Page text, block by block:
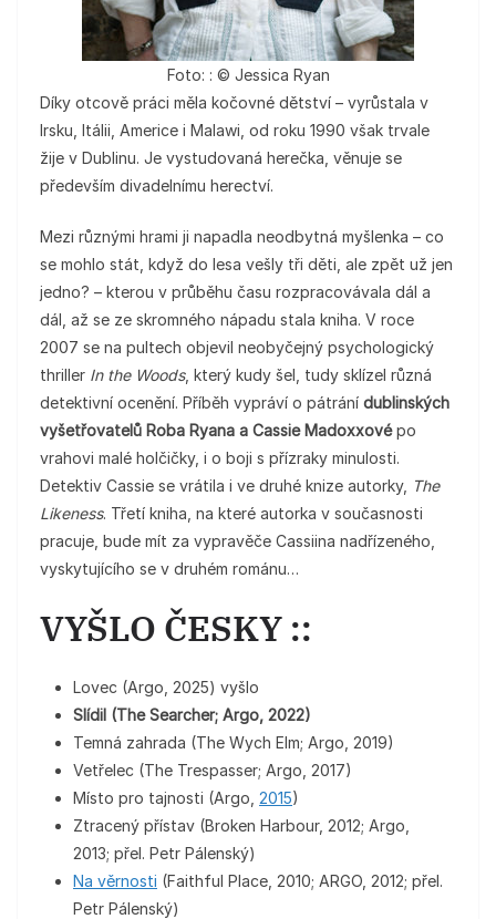
Foto: : © Jessica Ryan
Díky otcově práci měla kočovné dětství – vyrůstala v
Irsku, Itálii, Americe i Malawi, od roku 1990 však trvale
žije v Dublinu. Je vystudovaná herečka, věnuje se
především divadelnímu herectví.
Mezi různými hrami ji napadla neodbytná myšlenka – co
se mohlo stát, když do lesa vešly tři děti, ale zpět už jen
jedno? – kterou v průběhu času rozpracovávala dál a
dál, až se ze skromného nápadu stala kniha. V roce
2007 se na pultech objevil neobyčejný psychologický
thriller In the Woods, který kudy šel, tudy sklízel různá
detektivní ocenění. Příběh vypráví o pátrání dublinských
vyšetřovatelů Roba Ryana a Cassie Madoxxovépo
vrahovi malé holčičky, i o boji s přízraky minulosti.
Detektiv Cassie se vrátila i ve druhé knize autorky, The
Likeness. Třetí kniha, na které autorka v současnosti
pracuje, bude mít za vypravěče Cassiina nadřízeného,
vyskytujícího se v druhém románu…
VYŠLO ČESKY ::
Lovec (Argo, 2025) vyšlo
Slídil (The Searcher; Argo, 2022)
Temná zahrada (The Wych Elm; Argo, 2019)
Vetřelec (The Trespasser; Argo, 2017)
Místo pro tajnosti (Argo, 2015)
Ztracený přístav (Broken Harbour, 2012; Argo,
2013; přel. Petr Pálenský)
Na věrnosti (Faithful Place, 2010; ARGO, 2012; přel.
Petr Pálenský)